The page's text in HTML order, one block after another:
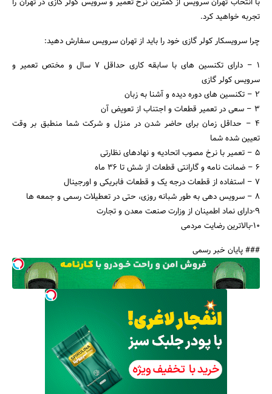
با انتخاب تهران سرویس از کمترین نرخ تعمیر و سرویس کولر گازی در تهران را
تجربه خواهید کرد.
چرا سرویسکار کولر گازی خود را باید از تهران سرویس سفارش دهید:
۱ – دارای تکنسین های با سابقه کاری حداقل ۷ سال و مختص تعمیر و
سرویس کولر گازی
۲ – تکنسین های دوره دیده و آشنا به زبان
۳ – سعی در تعمیر قطعات و اجتناب از تعویض آن
۴ – حداقل زمان برای حاضر شدن در منزل و شرکت شما منطبق بر وقت
تعیین شده شما
۵ – تعمیر با نرخ مصوب اتحادیه و نهادهای نظارتی
۶ – ضمانت نامه و گارانتی قطعات از شش تا ۳۶ ماه
۷ – استفاده از قطعات درجه یک و قطعات فابریکی و اورجینال
۸ – سرویس دهی به طور شبانه روزی، حتی در تعطیلات رسمی و جمعه ها
9-دارای نماد اطمینان از وزارت صنعت معدن و تجارت
10-بالاترین رضایت مردمی
### پایان خبر رسمی